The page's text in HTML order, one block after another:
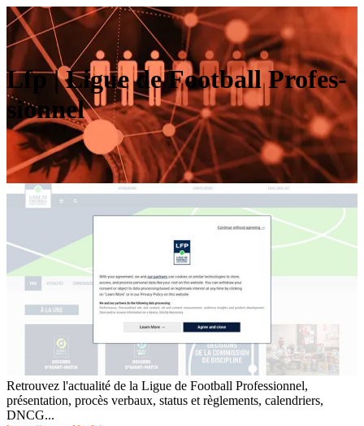
Lfp | Ligue de Football Profes­
sion­nel
Retrouvez l'actualité de la Ligue de Football Professionnel,
présentation, procès verbaux, status et règlements, calendriers,
DNCG...